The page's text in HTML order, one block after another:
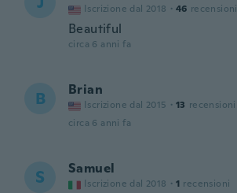
Iscrizione dal 2018 · 46 recensioni
Beautiful
circa 6 anni fa
B Brian
Iscrizione dal 2015 · 13 recensioni
circa 6 anni fa
S Samuel
Iscrizione dal 2018 · 1 recensioni